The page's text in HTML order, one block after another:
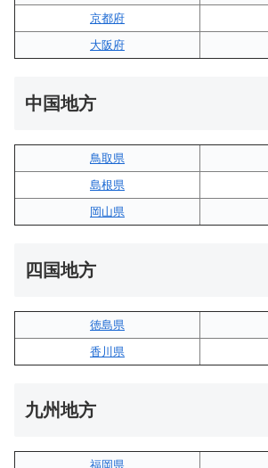
京都府
大阪府
中国地方
鳥取県
島根県
岡山県
四国地方
徳島県
香川県
九州地方
福岡県